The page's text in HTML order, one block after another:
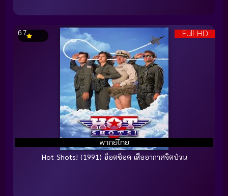
Full HD
พากย์ไทย
6.7
Hot Shots! (1991) ฮ็อตช็อต เสืออากาศจิตป่วน